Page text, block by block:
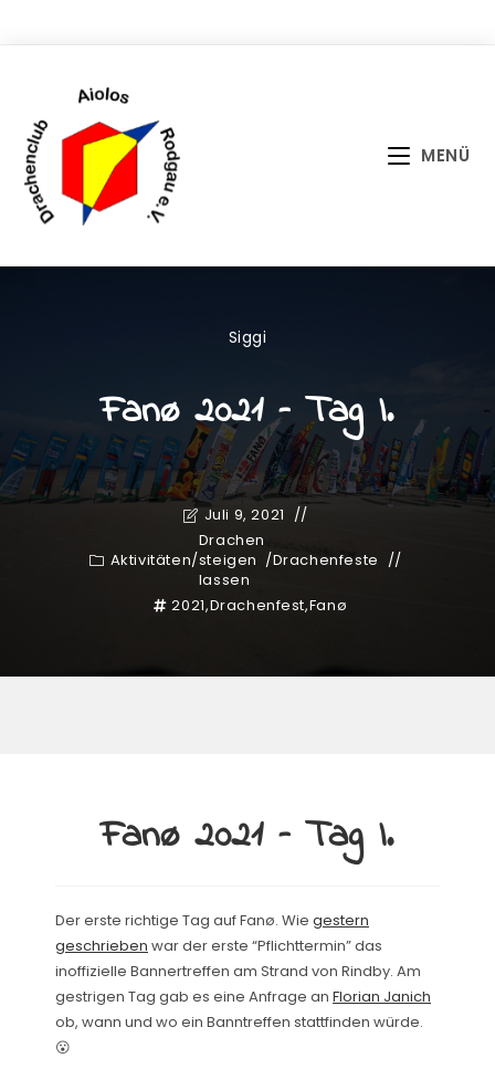
Inhalt
MENÜ
Siggi
Fanø 2021 – Tag I.
Juli 9, 2021
Aktivitäten/
Drachen
steigen
lassen
/Drachenfeste
2021,Drachenfest,Fanø
Fanø 2021 – Tag I.
Der erste richtige Tag auf Fanø. Wie gestern
geschrieben war der erste “Pflichttermin” das
inoffizielle Bannertreffen am Strand von Rindby. Am
gestrigen Tag gab es eine Anfrage an Florian Janich
ob, wann und wo ein Banntreffen stattfinden würde.
😮